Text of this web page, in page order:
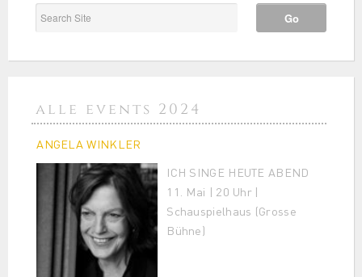
alle events 2024
ANGELA WINKLER
ICH SINGE HEUTE ABEND
11. Mai | 20 Uhr |
Schauspielhaus (Grosse
Bühne)